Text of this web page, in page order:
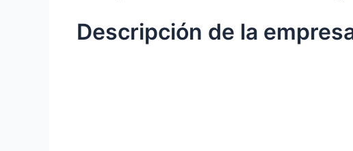
Descripción de la